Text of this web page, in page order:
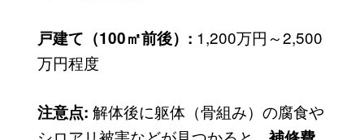
戸建て（100㎡前後）: 1,200万円～2,500
万円程度
注意点: 解体後に躯体（骨組み）の腐食や